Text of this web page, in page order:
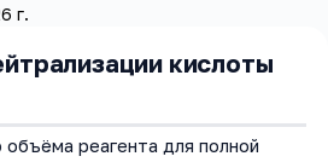
г.
кислоты
реагента для полной